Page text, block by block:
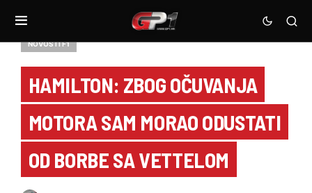
NOVOSTI F1
HAMILTON: ZBOG OČUVANJA
MOTORA SAM MORAO ODUSTATI
OD BORBE SA VETTELOM